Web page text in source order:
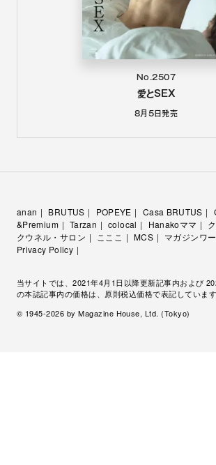
No.2507
愛とSEX
8月5日発売
anan BRUTUS POPEYE Casa BRUTUS
&Premium
Tarzan colocal Hanakoママ
クウネル・サロン
こここ MCS マガジンワ
Privacy Policy
当サイトでは、2021年4月1日以降更新記事内および
の本誌記事内の価格は、原則税込価格で表記しています
© 1945-2026 by Magazine House, Ltd. (Tokyo)